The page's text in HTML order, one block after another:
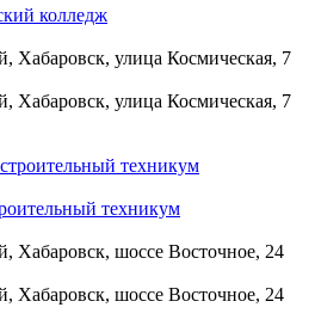
колледж
Хабаровск, улица Космическая, 7
Хабаровск, улица Космическая, 7
техникум
Хабаровск, шоссе Восточное, 24
Хабаровск, шоссе Восточное, 24